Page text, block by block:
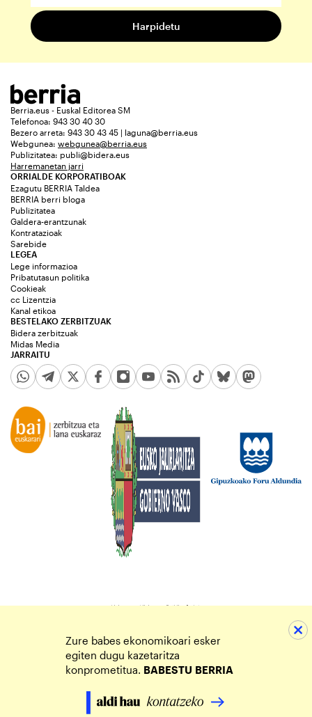
Berria.eus - Euskal Editorea SM
Telefonoa: 943 30 40 30
Bezero arreta: 943 30 43 45 | laguna@berria.eus
Webgunea: webgunea@berria.eus
Publizitatea: publi@bidera.eus
Harremanetan jarri
ORRIALDE KORPORATIBOAK
Ezagutu BERRIA Taldea
BERRIA berri bloga
Publizitatea
Galdera-erantzunak
Kontratazioak
Sarebide
JARRAITU
LEGEA
Lege informazioa
Pribatutasun politika
Cookieak
cc Lizentzia
Kanal etikoa
BESTELAKO ZERBITZUAK
Bidera zerbitzuak
Midas Media
Zure babes ekonomikoari esker
egiten dugu kazetaritza
konprometitua. BABESTU BERRIA